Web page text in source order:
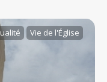
Vie de l'Église